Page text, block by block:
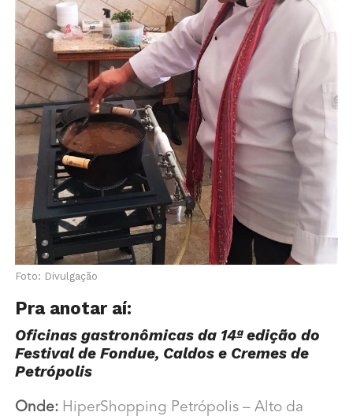
Foto: Divulgação
Pra anotar aí:
Oficinas gastronômicas da 14ª edição do
Festival de Fondue, Caldos e Cremes de
Petrópolis
Onde:HiperShopping Petrópolis – Alto da